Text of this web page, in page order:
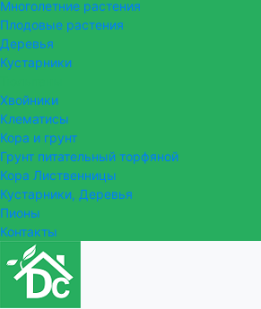
Многолетние растения
Плодовые растения
Деревья
Кустарники
Хвойники
Клематисы
Кора и грунт
Грунт питательный торфяной
Кора Лиственницы
Кустарники, Деревья
Пионы
Контакты